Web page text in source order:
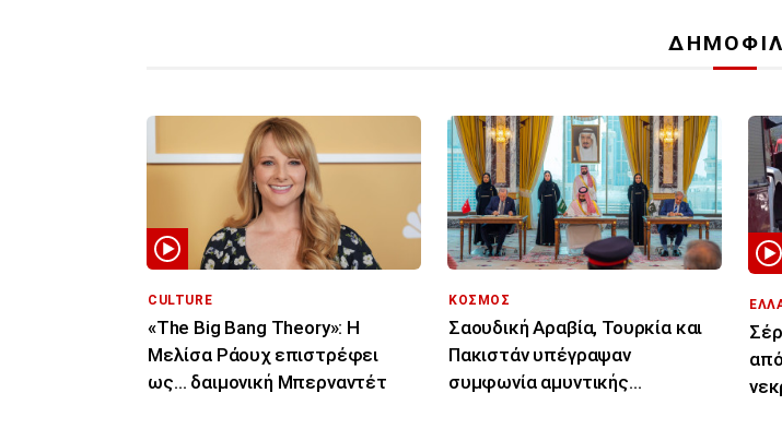
CULTURE
«The Big Bang Theory»: Η
Μελίσα Ράουχ επιστρέφει
ως… δαιμονική Μπερναντέτ
ΚΟΣΜΟΣ
Σαουδική Αραβία, Τουρκία και
Πακιστάν υπέγραψαν
συμφωνία αμυντικής